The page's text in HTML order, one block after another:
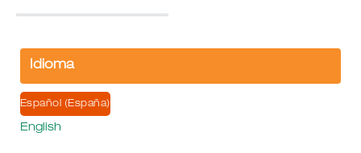
Idioma
Español (España)
English